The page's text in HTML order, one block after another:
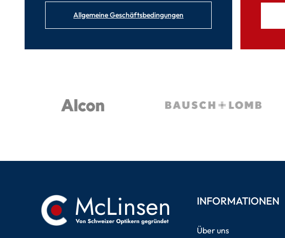
Allgemeine Geschäftsbedingungen
INFORMATIONEN
Über uns